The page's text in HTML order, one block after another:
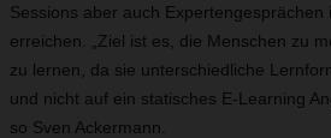
Sessions aber auch Expertengesprächen
erreichen. „Ziel ist es, die Menschen zu
zu lernen, da sie unterschiedliche
und nicht auf ein statisches E-Learning
so Sven Ackermann.